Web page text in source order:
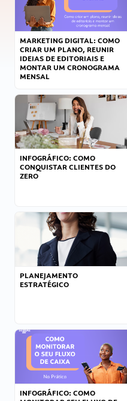
MARKETING DIGITAL: COMO
CRIAR UM PLANO, REUNIR
IDEIAS DE EDITORIAIS E
MONTAR UM CRONOGRAMA
MENSAL
INFOGRÁFICO: COMO
CONQUISTAR CLIENTES DO
ZERO
PLANEJAMENTO
ESTRATÉGICO
INFOGRÁFICO: COMO